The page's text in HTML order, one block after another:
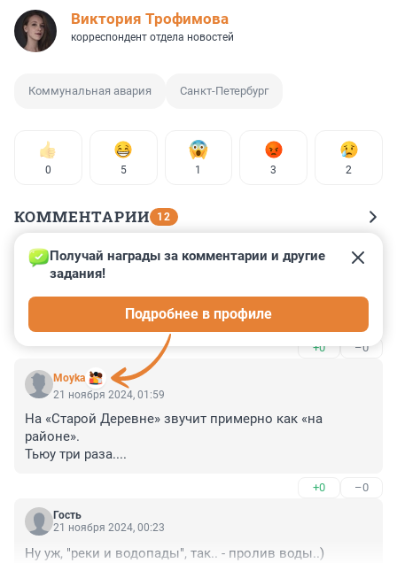
Виктория Трофимова
корреспондент отдела новостей
Коммунальная авария Санкт-Петербург
0 5 1 3 2
КОММЕНТАРИИ 12
Гость
21 ноября 2024, 11:01
Наш подъезд
Хорошо, что мы выше
+0 –0
Moyka
Получай награды за комментарии и другие
задания!
Подробнее в профиле
21 ноября 2024, 01:59
На «Старой Деревне» звучит примерно как «на
районе».
Тьюу три раза....
+0 –0
Гость
21 ноября 2024, 00:23
Ну уж, "реки и водопады", так.. - пролив воды..)